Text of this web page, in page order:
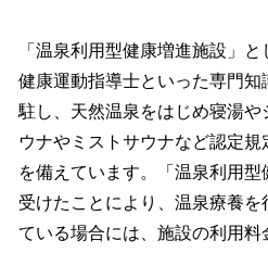
「温泉利用型健康増進施設」
健康運動指導士といった専門知
駐し、天然温泉をはじめ寝湯
ウナやミストサウナなど認定
を備えています。「温泉利用
受けたことにより、温泉療養
ている場合には、施設の利用料